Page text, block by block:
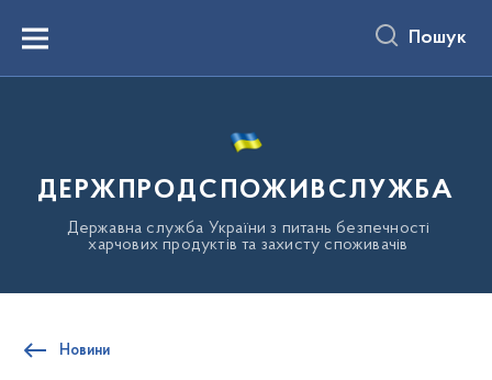
вмістуMenu Пошук
ДЕРЖПРОДСПОЖИВСЛУЖБА
Державна служба України з питань безпечності
харчових продуктів та захисту споживачів
Новини